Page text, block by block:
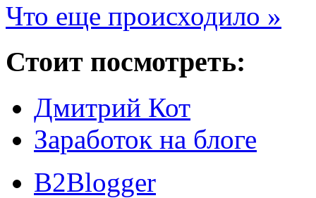
Что еще происходило »
Стоит посмотреть:
Дмитрий Кот
Заработок на блоге
B2Blogger